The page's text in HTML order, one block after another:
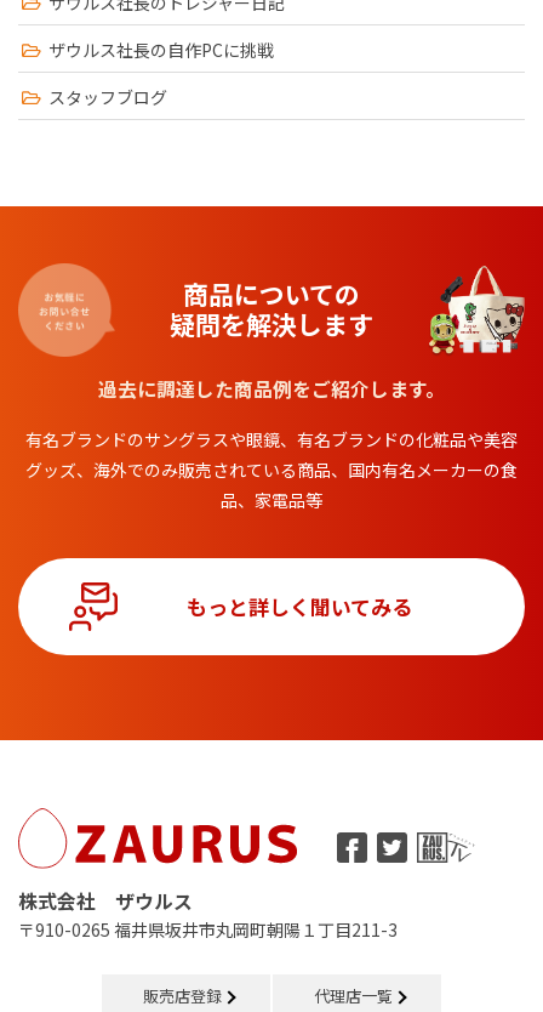
ザウルス社長の自作PCに挑戦
スタッフブログ
商品についての
疑問を解決します
過去に調達した商品例をご紹介します。
有名ブランドのサングラスや眼鏡、有名ブランドの化粧品や美容
グッズ、 海外でのみ販売されている商品、国内有名メーカーの食
品、家電品等
もっと詳しく聞いてみる
株式会社 ザウルス
〒910-0265 福井県坂井市丸岡町朝陽１丁目211-3
販売店登録 代理店一覧